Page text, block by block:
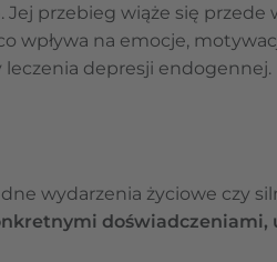
przebieg wiąże się przede
wpływa na emocje,
leczenia depresji endogennej.
wydarzenia życiowe czy
doświadczeniami,